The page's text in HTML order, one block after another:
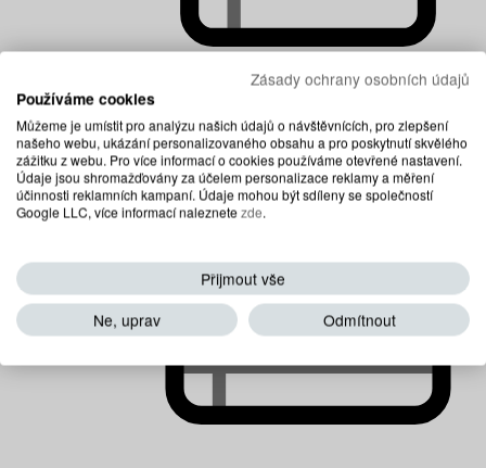
Dětské matrace
Zásady ochrany osobních údajů
Používáme cookies
Můžeme je umístit pro analýzu našich údajů o návštěvnících, pro zlepšení
našeho webu, ukázání personalizovaného obsahu a pro poskytnutí skvělého
zážitku z webu. Pro více informací o cookies používáme otevřené nastavení.
Údaje jsou shromažďovány za účelem personalizace reklamy a měření
účinnosti reklamních kampaní. Údaje mohou být sdíleny se společností
Google LLC, více informací naleznetezde.
Přijmout vše
Ne, uprav
Odmítnout